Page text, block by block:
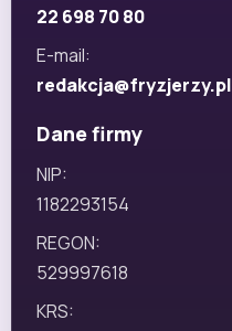
22 698 70 80
E-mail:
redakcja@fryzjerzy.pl
Dane firmy
NIP:
1182293154
REGON:
529997618
KRS: